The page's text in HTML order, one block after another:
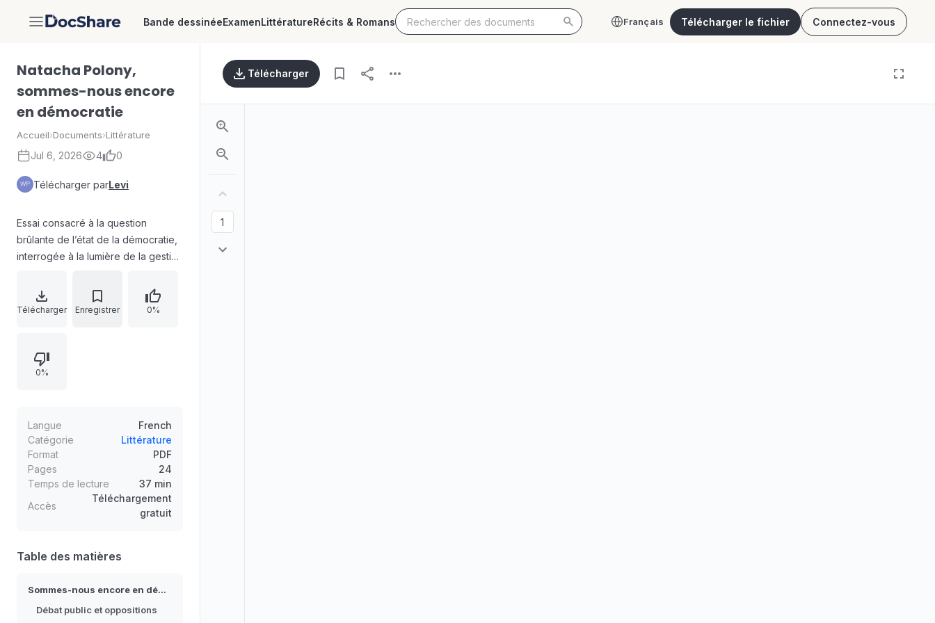
DocShare Bande dessinéeExamenLittératureRécits & Romans Français Télécharger le fichier Connectez-vous
Natacha Polony,
sommes-nous encore
en démocratie
Accueil›Documents›Littérature
Jul 6, 2026 4 0
Télécharger parLevi
Essai consacré à la question
brûlante de l’état de la démocratie,
interrogée à la lumière de la gestion
analyse le glissement du débat
public, entre sidération, espoir puis
de circulation, blocages
économiques, dispositifs d’accès
principes démocratiques. Il
interroge aussi la façon dont les
opposants sont disqualifiés.
Télécharger Enregistrer 0%
0%
Langue
French
Catégorie
Littérature
Format
PDF
Pages
24
Temps de lecture
37 min
Accès
Téléchargement
gratuit
Table des matières
Sommes-nous encore en démocratie ?
Débat public et oppositions
Télécharger